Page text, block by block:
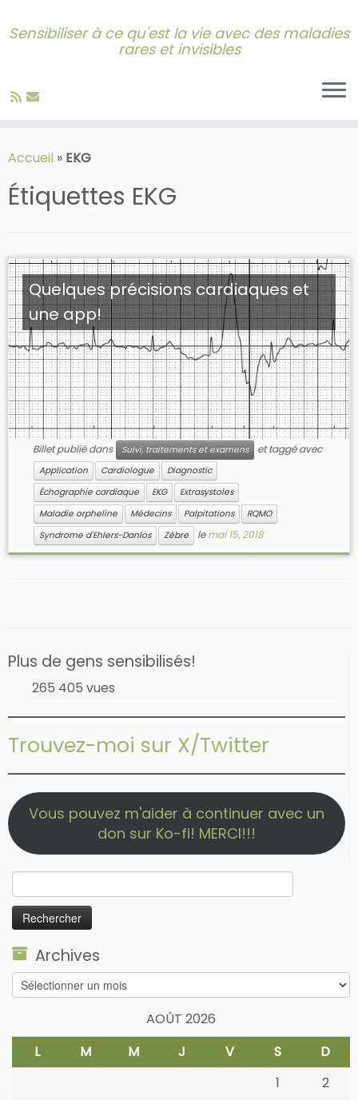
to
Sensibiliser à ce qu'est la vie avec des maladies
rares et invisibles
Accueil » EKG
Étiquettes EKG
Quelques précisions cardiaques et
une app!
Billet publié dans Suivi, traitements et examens et taggé avec
Application Cardiologue
Diagnostic
Échographie cardiaque
EKG
Extrasystoles
Maladie orpheline
Médecins Palpitations
RQMO
Syndrome d'Ehlers-Danlos
Zèbre lemai 15, 2018
Plus de gens sensibilisés!
265 405 vues
Trouvez-moi sur X/Twitter
Vous pouvez m'aider à continuer avec un
don sur Ko-fi! MERCI!!!
Rechercher :
Archives
Archives
AOÛT 2026
L
M M J V S
D
1
2